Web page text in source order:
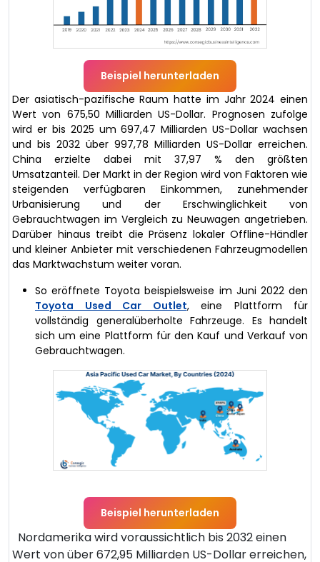
Beispiel herunterladen
Der asiatisch-pazifische Raum hatte im Jahr 2024 einen
Wert von 675,50 Milliarden US-Dollar. Prognosen zufolge
wird er bis 2025 um 697,47 Milliarden US-Dollar wachsen
und bis 2032 über 997,78 Milliarden US-Dollar erreichen.
China erzielte dabei mit 37,97 % den größten
Umsatzanteil. Der Markt in der Region wird von Faktoren wie
steigenden verfügbaren Einkommen, zunehmender
Urbanisierung und der Erschwinglichkeit von
Gebrauchtwagen im Vergleich zu Neuwagen angetrieben.
Darüber hinaus treibt die Präsenz lokaler Offline-Händler
und kleiner Anbieter mit verschiedenen Fahrzeugmodellen
das Marktwachstum weiter voran.
So eröffnete Toyota beispielsweise im Juni 2022 den
Toyota Used Car Outlet, eine Plattform für
vollständig generalüberholte Fahrzeuge. Es handelt
sich um eine Plattform für den Kauf und Verkauf von
Gebrauchtwagen.
Beispiel herunterladen
Nordamerika wird voraussichtlich bis 2032 einen
Wert von über 672,95 Milliarden US-Dollar erreichen,